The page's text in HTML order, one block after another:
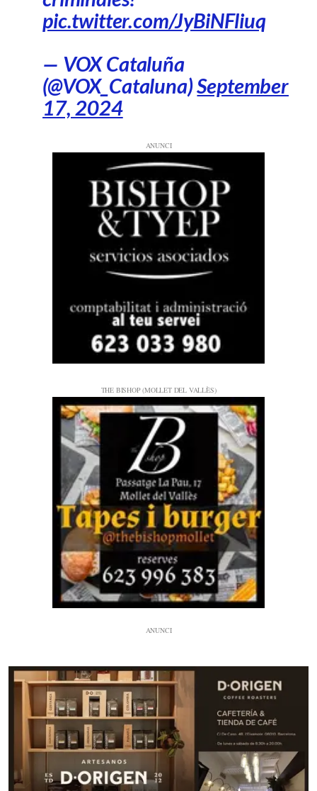
pic.twitter.com/JyBiNFliuq
— VOX Cataluña
(@VOX_Cataluna)September
17, 2024